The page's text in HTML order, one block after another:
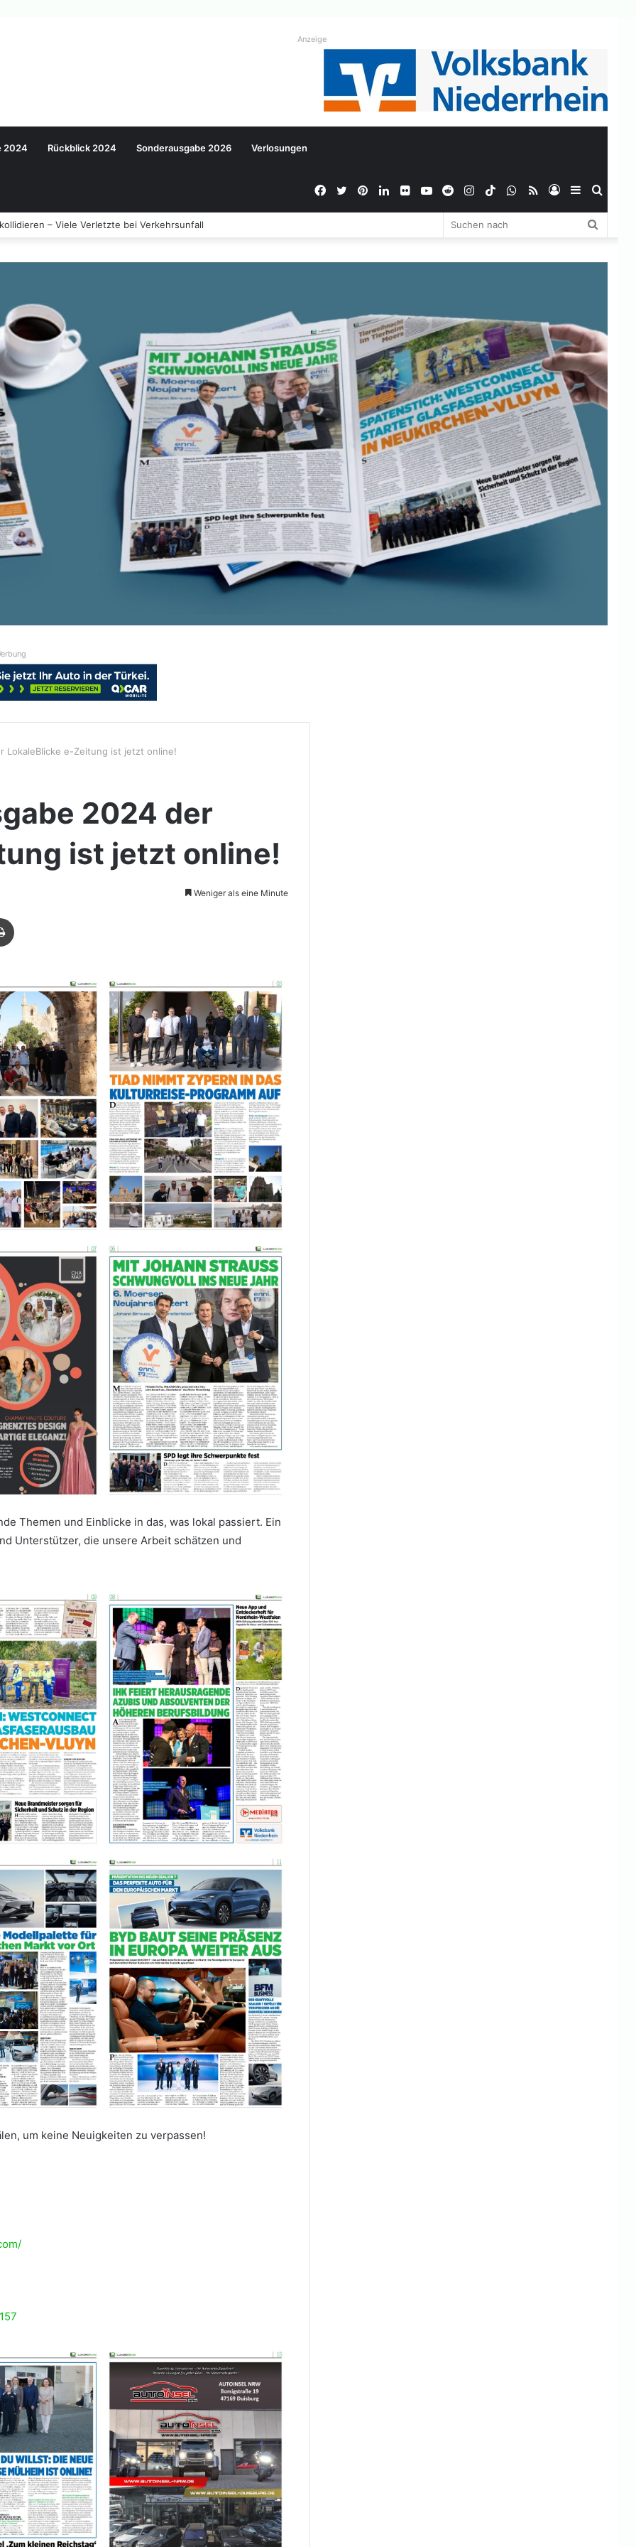
Anzeige
2024 Rückblick 2024 Sonderausgabe 2026 Verlosungen
Sidebar
Anmelden
RSS
WhatsApp
TikTok
Instagram
Reddit
YouTube
Flickr
LinkedIn
Pinterest
Twitter
Facebook
– Viele Verletzte bei Verkehrsunfall
LokaleBlicke e-Zeitung ist jetzt online!
2024 der
ist jetzt online!
Weniger als eine Minute
Themen und Einblicke in das, was lokal passiert. Ein
Unterstützer, die unsere Arbeit schätzen und
um keine Neuigkeiten zu verpassen!